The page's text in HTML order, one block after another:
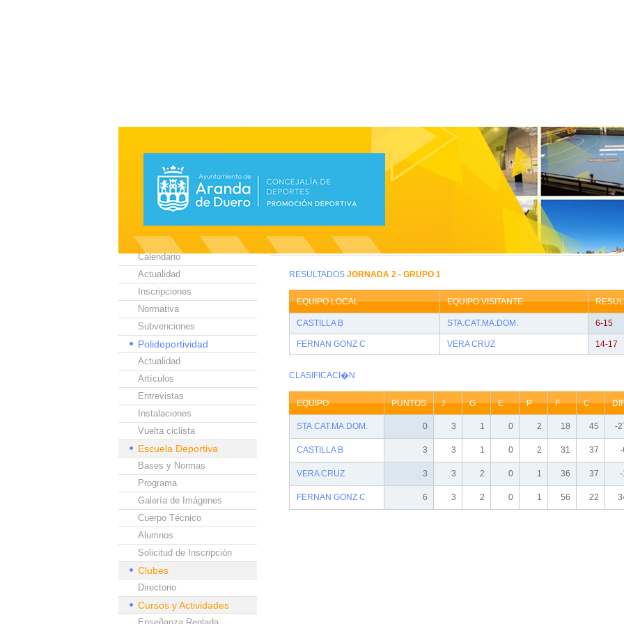
ALEVIN BALONMANO/Alevín Mixto
SELECCIONA TU COMPETICIÓN ESCOLAR: SELECCIONA EL
DESDE
Juegos Escolares
Calendario
Actualidad
Inscripciones
Normativa
Subvenciones
Polideportividad
Actualidad
Artículos
Entrevistas
Instalaciones
Vuelta ciclista
Escuela Deportiva
Bases y Normas
Programa
Galería de Imágenes
Cuerpo Técnico
Alumnos
Solicitud de Inscripción
Clubes
Directorio
Cursos y Actividades
ALEVIN BALONMANO/Alevín Mixto
RESULTADOS JORNADA 2 - GRUPO 1
EQUIPO LOCAL EQUIPO VISITANTE
CASTILLA B STA.CAT.MA.DOM. 6-15
FERNAN GONZ C VERA CRUZ 14-17
CLASIFICACI�N
EQUIPO PUNTOS J G E P F C
STA.CAT.MA.DOM. 0 3 1 0 2 18 45 -
CASTILLA B 3 3 1 0 2 31 37
VERA CRUZ 3 3 2 0 1 36 37
FERNAN GONZ C 6 3 2 0 1 56 22